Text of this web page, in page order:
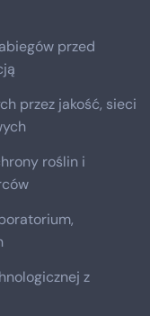
przed
przez jakość, sieci
roślin i
z